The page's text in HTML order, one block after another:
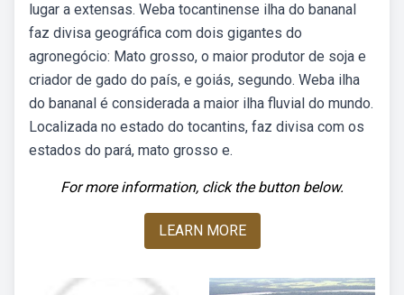
lugar a extensas. Weba tocantinense ilha do bananal
faz divisa geográfica com dois gigantes do
agronegócio: Mato grosso, o maior produtor de soja e
criador de gado do país, e goiás, segundo. Weba ilha
do bananal é considerada a maior ilha fluvial do mundo.
Localizada no estado do tocantins, faz divisa com os
estados do pará, mato grosso e.
For more information, click the button below.
LEARN MORE